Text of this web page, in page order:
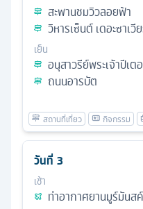
สะพานชมวิวลอยฟ้า
วิหารเซ็นต์ เดอะซาเวี
เย็น
อนุสาวรีย์พระเจ้าปีเต
ถนนอารบัต
วันที่ 3
เช้า
ท่าอากาศยานมูร์มันสค์